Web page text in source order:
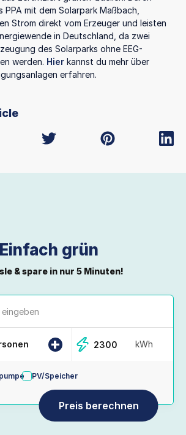
mit dem Solarpark Maßbach,
Strom direkt vom Erzeuger und leisten
in Deutschland, da zwei
des Solarparks ohne EEG-
werden. Hier kannst du mehr über
erfahren.
Einfach grün
& spare in nur 5 Minuten!
+ kWh
PV/Speicher